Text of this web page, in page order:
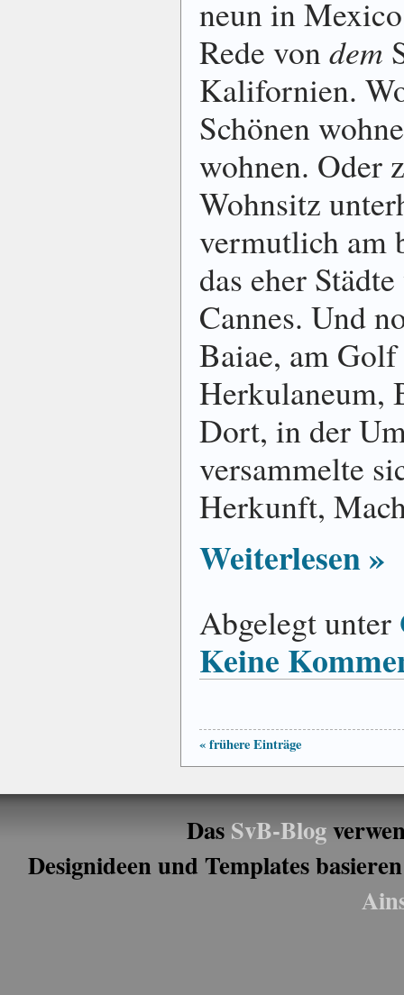
neun in
Rede vondem
Kalifornien.
Schönen
wohnen. Oder
Wohnsitz
vermutlich am
das eher
Cannes. Und
Baiae, am
Herkulaneum,
Dort, in der
versammelte
Herkunft,
Weiterlesen »
Abgelegt unter
Keine
« frühere Einträge
DasSvB-Blog
Designideen und Templates